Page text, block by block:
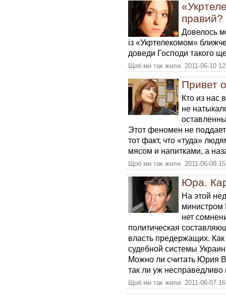
правий?
Довелось
із «Укртелекомом»
доведи Господи такого
Щоб ми так жили. 2011-06-10
Привет
Кто из нас
не
Этот феномен не
тот факт, что «туда»
мясом и напитками, а
Щоб ми так жили. 2011-06-08
Юра.
На этой
нет
политическая
власть предержащих.
судебной системы
Можно ли считать Юрия
так ли уж
Щоб ми так жили. 2011-06-07